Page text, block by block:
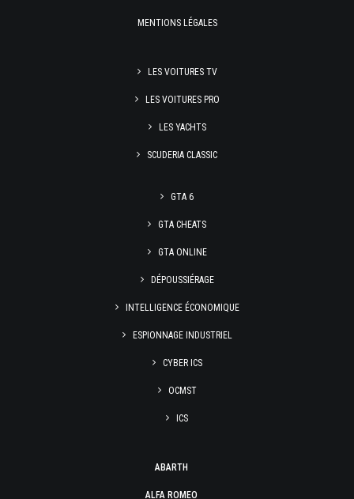
MENTIONS LÉGALES
LES VOITURES TV
LES VOITURES PRO
LES YACHTS
SCUDERIA CLASSIC
GTA 6
GTA CHEATS
GTA ONLINE
DÉPOUSSIÉRAGE
INTELLIGENCE ÉCONOMIQUE
ESPIONNAGE INDUSTRIEL
CYBER ICS
OCMST
ICS
ABARTH
ALFA ROMEO